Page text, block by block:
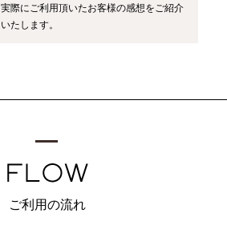
実際にご利用頂いたお客様の感想をご紹介
いたします。
ご利用の流れ